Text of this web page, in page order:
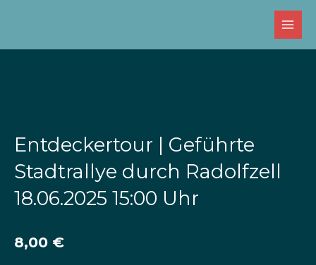
Entdeckertour | Geführte
Stadtrallye durch Radolfzell
18.06.2025 15:00 Uhr
8,00 €